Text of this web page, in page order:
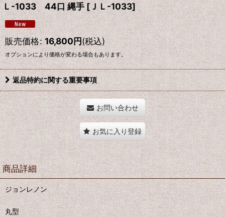
Ｌ-1033 44口 縄手[ＪＬ-1033]
販売価格: 16,800円(税込)
オプションにより価格が変わる場合もあります。
返品特約に関する重要事項
お問い合わせ
お気に入り登録
商品詳細
ジョンレノン
丸型